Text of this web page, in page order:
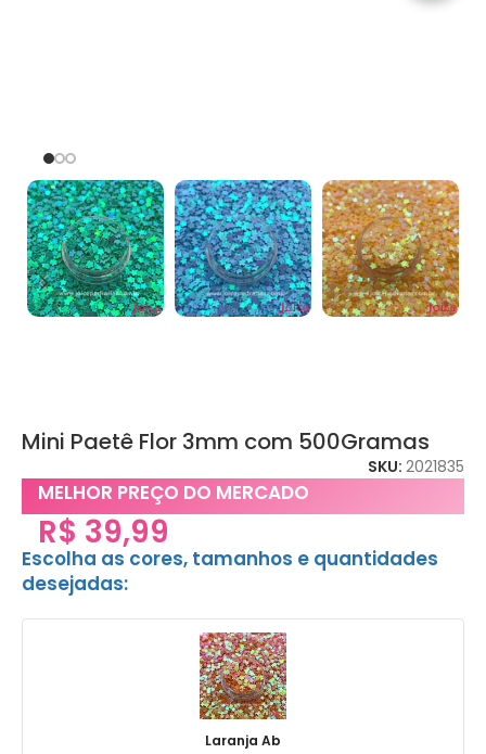
Mini Paetê Flor 3mm com 500Gramas
SKU: 2021835
MELHOR PREÇO DO MERCADO
R$ 39,99
Escolha as cores, tamanhos e quantidades
desejadas:
Laranja Ab